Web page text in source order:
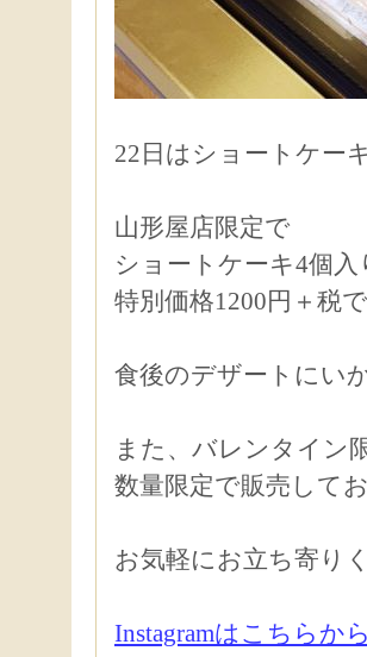
22日はショートケー
山形屋店限定で
ショートケーキ4個
特別価格1200円＋税
食後のデザートにい
また、バレンタイン
数量限定で販売して
お気軽にお立ち寄り
Instagramはこちらか